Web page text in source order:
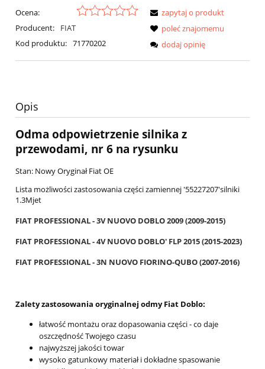
Ocena:
Producent:
FIAT
Kod produktu: 71770202
zapytaj o produkt
poleć znajomemu
dodaj opinię
Opis
Odma odpowietrzenie silnika z
przewodami, nr 6 na rysunku
Stan: Nowy Oryginał Fiat OE
Lista możliwości zastosowania części zamiennej '55227207'silniki
1.3Mjet
FIAT PROFESSIONAL - 3V NUOVO DOBLO 2009 (2009-2015)
FIAT PROFESSIONAL - 4V NUOVO DOBLO' FLP 2015 (2015-2023)
FIAT PROFESSIONAL - 3N NUOVO FIORINO-QUBO (2007-2016)
Zalety zastosowania oryginalnej odmy Fiat Doblo:
łatwość montażu oraz dopasowania części - co daje
oszczędność Twojego czasu
najwyższej jakości towar
wysoko gatunkowy materiał i dokładne spasowanie